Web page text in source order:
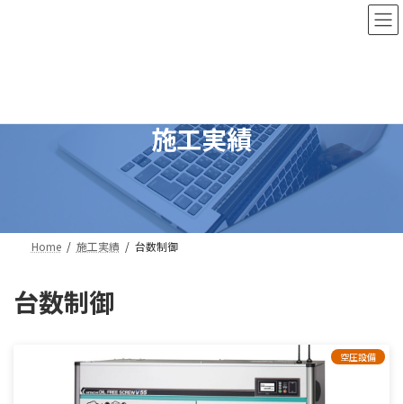
施工実績
Home 施工実績 台数制御
台数制御
空圧設備